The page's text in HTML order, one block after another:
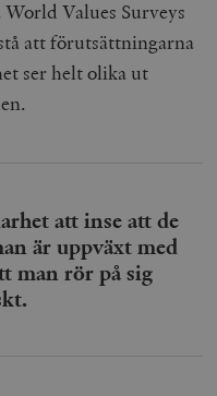
Values Surveys
att förutsättningarna
ser helt olika ut
att inse att de
är uppväxt med
man rör på sig